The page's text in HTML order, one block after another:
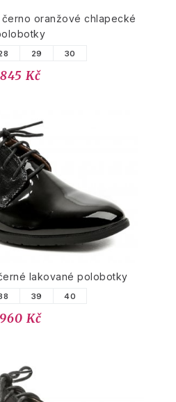
oranžové chlapecké
29 30
845 Kč
lakované polobotky
39 40
960 Kč